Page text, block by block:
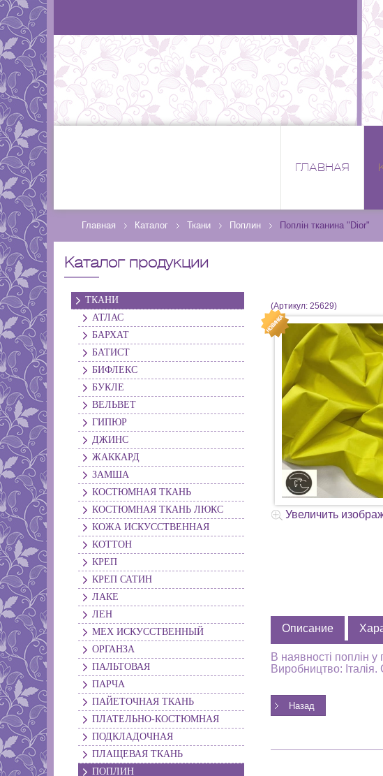
ГЛАВНАЯ
Главная Каталог Ткани Поплин Поплін тканина "Dior"
Каталог продукции
ТКАНИ
АТЛАС
БАРХАТ
БАТИСТ
БИФЛЕКС
БУКЛЕ
ВЕЛЬВЕТ
ГИПЮР
ДЖИНС
ЖАККАРД
ЗАМША
КОСТЮМНАЯ ТКАНЬ
КОСТЮМНАЯ ТКАНЬ ЛЮКС
КОЖА ИСКУССТВЕННАЯ
КОТТОН
КРЕП
КРЕП САТИН
ЛАКЕ
ЛЕН
МЕХ ИСКУССТВЕННЫЙ
ОРГАНЗА
ПАЛЬТОВАЯ
ПАРЧА
ПАЙЕТОЧНАЯ ТКАНЬ
ПЛАТЕЛЬНО-КОСТЮМНАЯ
ПОДКЛАДОЧНАЯ
ПЛАЩЕВАЯ ТКАНЬ
ПОПЛИН
(Артикул:25629)
Увеличить
Описание
В наявності поплін
Виробництво: